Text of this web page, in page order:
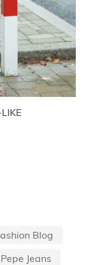
Blog
Pepe Jeans